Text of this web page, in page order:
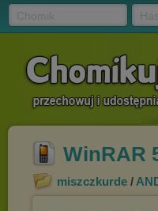
WinRAR
miszczkurde /